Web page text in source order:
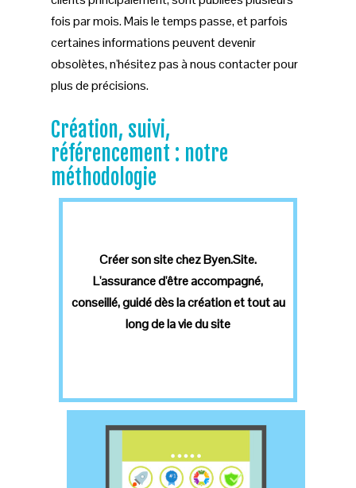
fois par mois. Mais le temps passe, et parfois
certaines informations peuvent devenir
obsolètes, n'hésitez pas à nous contacter pour
plus de précisions.
Création, suivi,
référencement : notre
méthodologie
Créer son site chez Byen.Site.
L'assurance d'être accompagné,
conseillé, guidé dès la création et tout au
long de la vie du site